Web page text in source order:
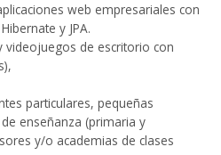
web empresariales con
y JPA.
videojuegos de escritorio con
particulares, pequeñas
enseñanza (primaria y
y/o academias de clases